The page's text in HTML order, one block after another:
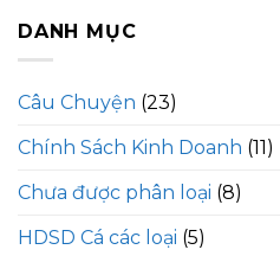
DANH MỤC
Câu Chuyện (23)
Chính Sách Kinh Doanh (11)
Chưa được phân loại (8)
HDSD Cá các loại (5)